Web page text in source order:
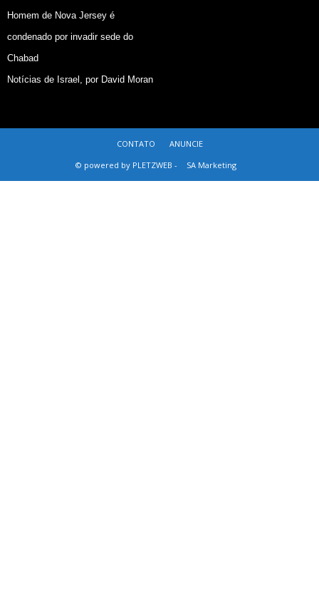
Homem de Nova Jersey é
condenado por invadir sede do
Chabad
Notícias de Israel, por David Moran
CONTATO
ANUNCIE
© powered by PLETZWEB -
SA Marketing